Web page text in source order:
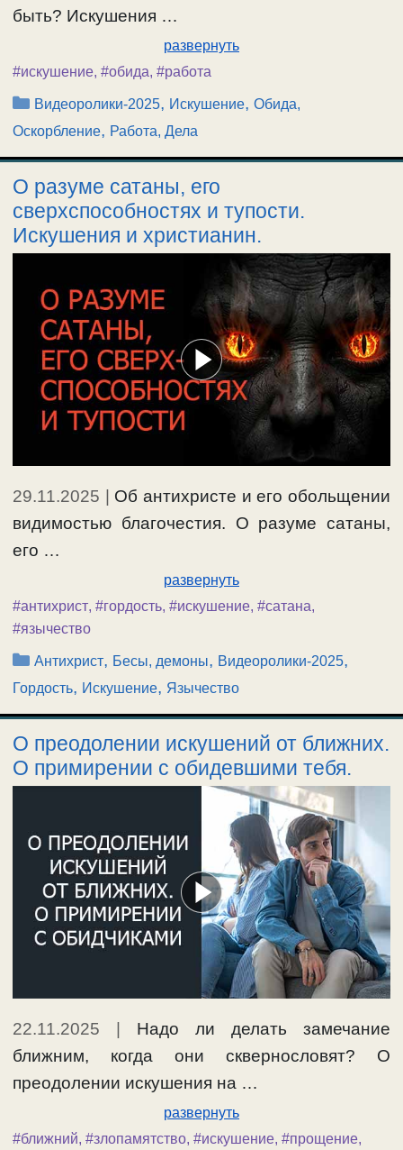
быть? Искушения …
развернуть
#искушение, #обида, #работа
Рубрики
Видеоролики-2025, Искушение,Обида,
Оскорбление, Работа, Дела
О разуме сатаны, его
сверхспособностях и тупости.
Искушения и христианин.
29.11.2025
Об антихристе и его обольщении
видимостью благочестия. О разуме сатаны,
его …
развернуть
#антихрист, #гордость, #искушение, #сатана,
#язычество
Рубрики
Антихрист, Бесы, демоны, Видеоролики-2025,
Гордость, Искушение, Язычество
О преодолении искушений от ближних.
О примирении с обидевшими тебя.
22.11.2025 | Надо ли делать замечание
ближним, когда они сквернословят? О
преодолении искушения на …
развернуть
#ближний, #злопамятство, #искушение, #прощение,